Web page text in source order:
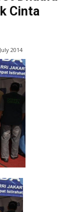
Cinta
2014